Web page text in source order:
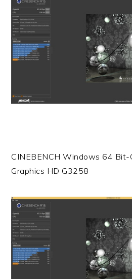
CINEBENCH Windows 64 Bit-
Graphics HD G3258